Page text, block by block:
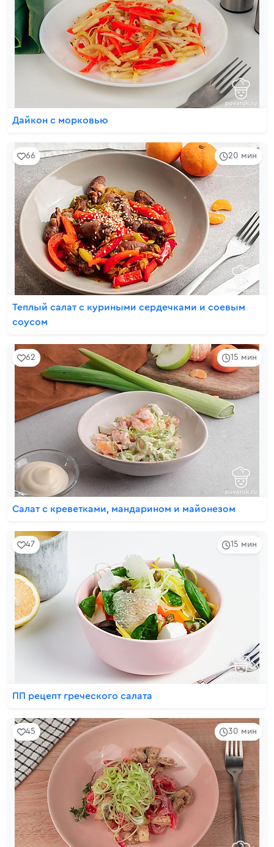
Дайкон с морковью
20 мин
66
Теплый салат с куриными сердечками и соевым
соусом
15 мин
62
Салат с креветками, мандарином и майонезом
15 мин
47
ПП рецепт греческого салата
30 мин
45